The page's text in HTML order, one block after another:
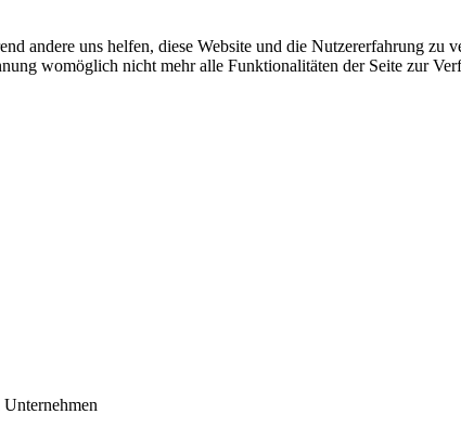
andere uns helfen, diese Website und die Nutzererfahrung zu
womöglich nicht mehr alle Funktionalitäten der Seite zur